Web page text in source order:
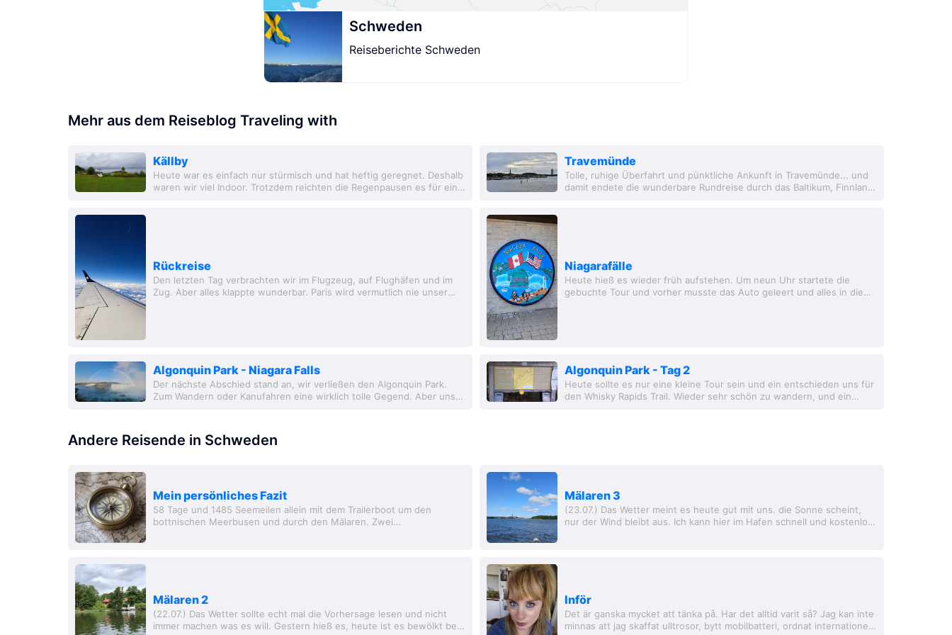
Schweden
Reiseberichte Schweden
Mehr aus dem Reiseblog Traveling with
Källby
Heute war es einfach nur stürmisch und hat heftig geregnet. Deshalb
waren wir viel Indoor. Trotzdem reichten die Regenpausen es für ein
Travemünde
Tolle, ruhige Überfahrt und pünktliche Ankunft in Travemünde... und
damit endete die wunderbare Rundreise durch das Baltikum, Finnland
Rückreise
Den letzten Tag verbrachten wir im Flugzeug, auf Flughäfen und im
Zug. Aber alles klappte wunderbar. Paris wird vermutlich nie unser
Niagarafälle
Heute hieß es wieder früh aufstehen. Um neun Uhr startete die
gebuchte Tour und vorher musste das Auto geleert und alles in die
Algonquin Park - Niagara Falls
Der nächste Abschied stand an, wir verließen den Algonquin Park.
Zum Wandern oder Kanufahren eine wirklich tolle Gegend. Aber unser
Algonquin Park - Tag 2
Heute sollte es nur eine kleine Tour sein und ein entschieden uns für
den Whisky Rapids Trail. Wieder sehr schön zu wandern, und ein
Andere Reisende in Schweden
Mein persönliches Fazit
58 Tage und 1485 Seemeilen allein mit dem Trailerboot um den
bottnischen Meerbusen und durch den Mälaren. Zwei
Mälaren 3
(23.07.) Das Wetter meint es heute gut mit uns. die Sonne scheint,
nur der Wind bleibt aus. Ich kann hier im Hafen schnell und kostenlos
Mälaren 2
(22.07.) Das Wetter sollte echt mal die Vorhersage lesen und nicht
immer machen was es will. Gestern hieß es, heute ist es bewölkt bei
Inför
Det är ganska mycket att tänka på. Har det alltid varit så? Jag kan inte
minnas att jag skaffat ulltrosor, bytt mobilbatteri, ordnat internationellt